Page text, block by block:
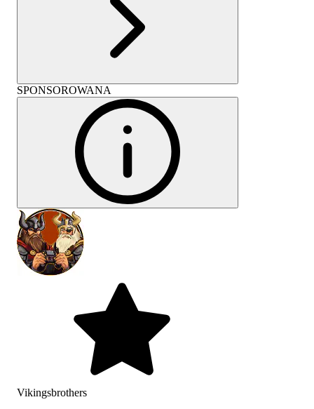
SPONSOROWANA
Vikingsbrothers